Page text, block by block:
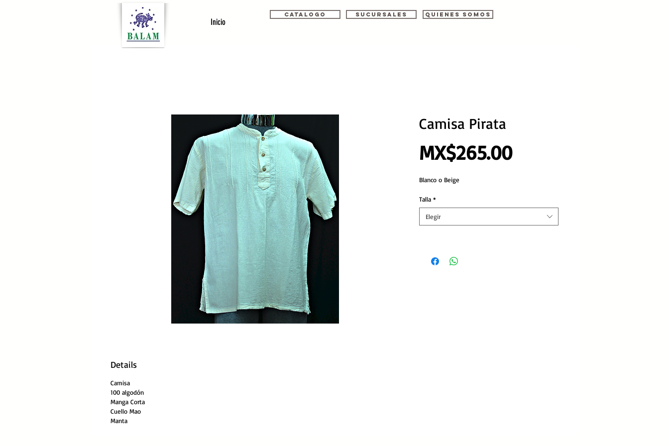
Inicio
Sucursales
Catalogo Quienes somos
Camisa Pirata
MX$265.00Precio
Blanco o Beige
Talla *
Elegir
Details
Camisa
100 algodón
Manga Corta
Cuello Mao
Manta